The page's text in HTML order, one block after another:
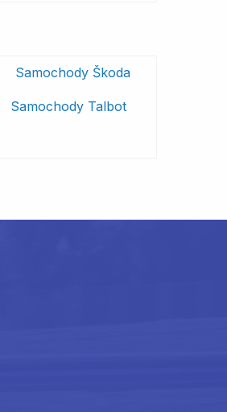
Samochody Škoda
Samochody Talbot